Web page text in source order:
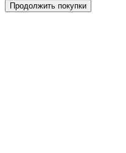
Продолжить покупки